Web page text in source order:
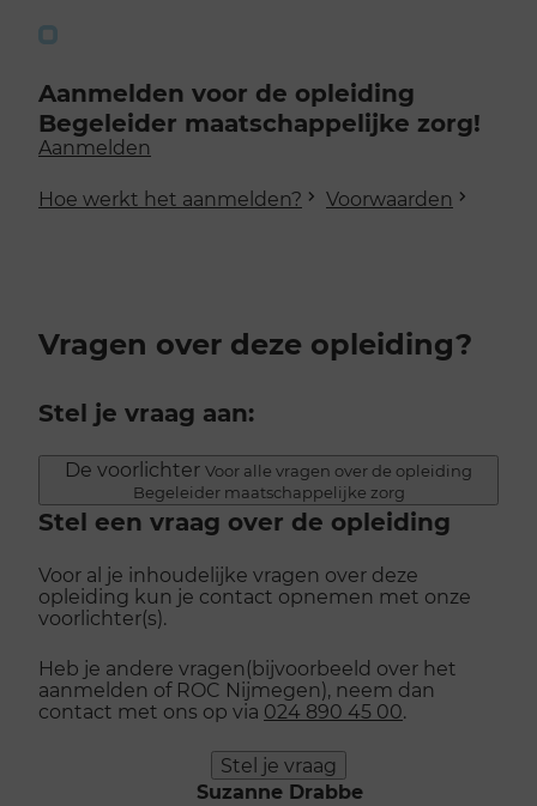
Aanmelden voor de opleiding
Begeleider maatschappelijke zorg!
Aanmelden
Hoe werkt het aanmelden? Voorwaarden
Vragen over deze opleiding?
Stel je vraag aan:
De voorlichter Voor alle vragen over de opleiding
Begeleider maatschappelijke zorg
Stel een vraag over de opleiding
Voor al je inhoudelijke vragen over deze
opleiding kun je contact opnemen met onze
voorlichter(s).
Heb je andere vragen(bijvoorbeeld over het
aanmelden of ROC Nijmegen), neem dan
contact met ons op via 024 890 45 00.
Stel je vraag
Suzanne Drabbe